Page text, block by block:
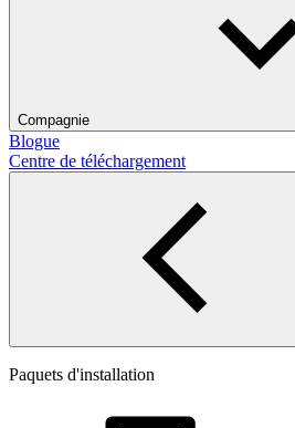
Compagnie
Blogue
Centre de téléchargement
Paquets d'installation